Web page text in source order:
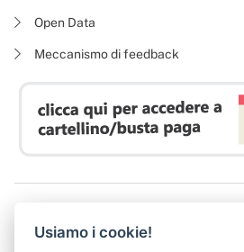
Open Data
Meccanismo di feedback
P. I. 05913670484 | C. F.
Usiamo i cookie!